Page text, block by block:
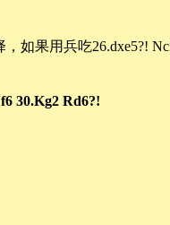
果用兵吃26.dxe5?!
30.Kg2 Rd6?!